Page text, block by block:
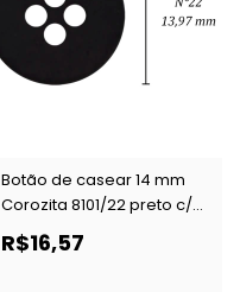
Botão de casear 14 mm
Corozita 8101/22 preto c/
144 un
R$16,57